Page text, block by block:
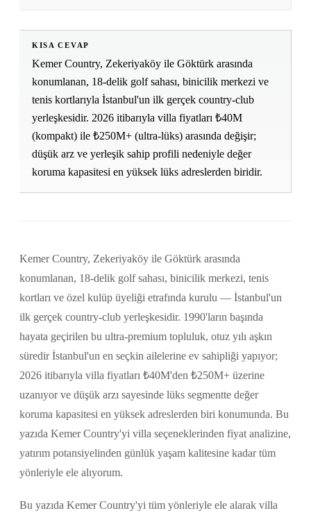
KISA CEVAP
Kemer Country, Zekeriyaköy ile Göktürk arasında
konumlanan, 18-delik golf sahası, binicilik merkezi ve
tenis kortlarıyla İstanbul'un ilk gerçek country-club
yerleşkesidir. 2026 itibarıyla villa fiyatları ₺40M
(kompakt) ile ₺250M+ (ultra-lüks) arasında değişir;
düşük arz ve yerleşik sahip profili nedeniyle değer
koruma kapasitesi en yüksek lüks adreslerden biridir.
Kemer Country, Zekeriyaköy ile Göktürk arasında
konumlanan, 18-delik golf sahası, binicilik merkezi, tenis
kortları ve özel kulüp üyeliği etrafında kurulu — İstanbul'un
ilk gerçek country-club yerleşkesidir. 1990'ların başında
hayata geçirilen bu ultra-premium topluluk, otuz yılı aşkın
süredir İstanbul'un en seçkin ailelerine ev sahipliği yapıyor;
2026 itibarıyla villa fiyatları ₺40M'den ₺250M+ üzerine
uzanıyor ve düşük arzı sayesinde lüks segmentte değer
koruma kapasitesi en yüksek adreslerden biri konumunda. Bu
yazıda Kemer Country'yi villa seçeneklerinden fiyat analizine,
yatırım potansiyelinden günlük yaşam kalitesine kadar tüm
yönleriyle ele alıyorum.
Bu yazıda Kemer Country'yi tüm yönleriyle ele alarak villa